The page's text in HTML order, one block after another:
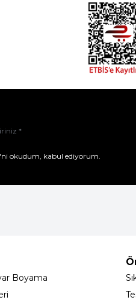
okudum, kabul ediyorum.
Boyama